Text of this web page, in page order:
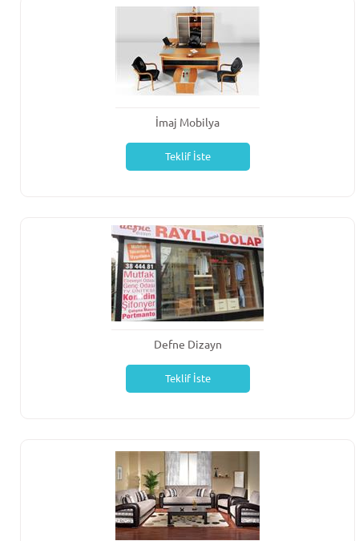
İmaj Mobilya
Teklif İste
Defne Dizayn
Teklif İste